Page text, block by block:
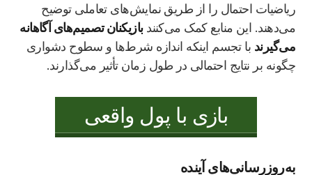
ریاضیات احتمال را از طریق نمایش‌های تعاملی توضیح
می‌دهند. این منابع کمک می‌کنندبازیکنان تصمیم‌های آگاهانه
می‌گیرند با تجسم اینکه اندازه شرط‌ها و سطوح دشواری
چگونه بر نتایج احتمالی در طول زمان تأثیر می‌گذارند.
بازی با پول واقعی
به‌روزرسانی‌های آینده